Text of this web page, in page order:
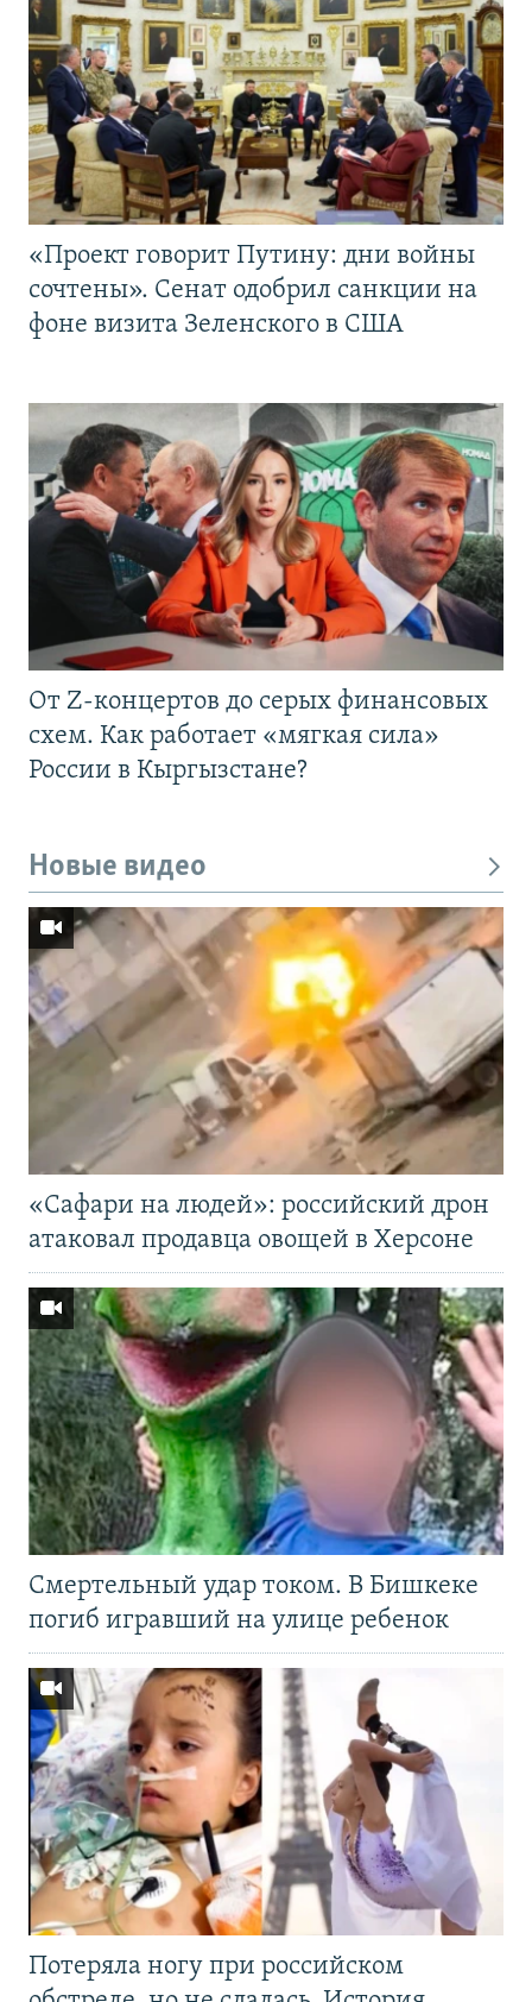
«Проект говорит Путину: дни войны
сочтены». Сенат одобрил санкции на
фоне визита Зеленского в США
От Z-концертов до серых финансовых
схем. Как работает «мягкая сила»
России в Кыргызстане?
Новые видео
«Cафари на людей»: российский дрон
атаковал продавца овощей в Херсоне
Смертельный удар током. В Бишкеке
погиб игравший на улице ребенок
Потеряла ногу при российском